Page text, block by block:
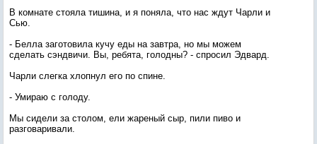
В комнате стояла тишина, и я поняла, что нас ждут Чарли и
Сью.
- Белла заготовила кучу еды на завтра, но мы можем
сделать сэндвичи. Вы, ребята, голодны? - спросил Эдвард.
Чарли слегка хлопнул его по спине.
- Умираю с голоду.
Мы сидели за столом, ели жареный сыр, пили пиво и
разговаривали.